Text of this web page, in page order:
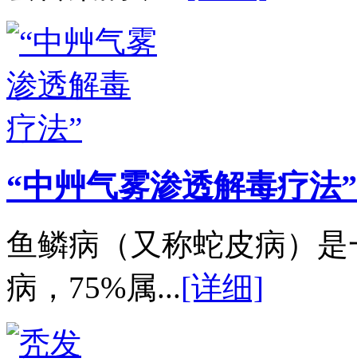
“中艸气雾渗透解毒疗法”
鱼鳞病（又称蛇皮病）
病，75%属...[详细]